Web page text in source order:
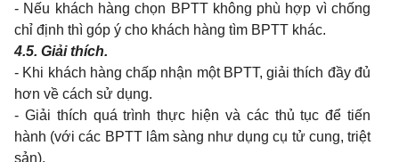
- Nếu khách hàng chọn BPTT không phù hợp vì chống
chỉ định thì góp ý cho khách hàng tìm BPTT khác.
4.5. Giải thích.
- Khi khách hàng chấp nhận một BPTT, giải thích đầy đủ
hơn về cách sử dụng.
- Giải thích quá trình thực hiện và các thủ tục để tiến
hành (với các BPTT lâm sàng như dụng cụ tử cung, triệt
sản).